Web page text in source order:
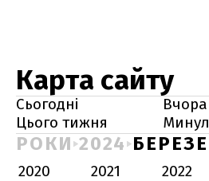
Карта сайту
Сьогодні
Вчора
Цього тижня
РОКИ 2024
2020 2021 2022